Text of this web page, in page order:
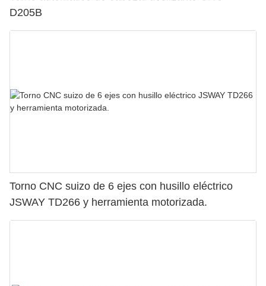
D205B
Torno CNC suizo de 6 ejes con husillo eléctrico
JSWAY TD266 y herramienta motorizada.